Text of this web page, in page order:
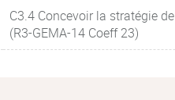
C3.4 Concevoir la stratégie
(R3-GEMA-14 Coeff 23)